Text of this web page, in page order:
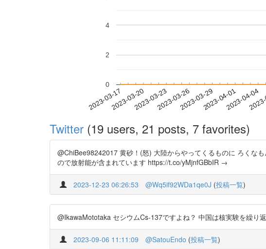
2023-03-172023-03-202023-03-232023-03-262023-03-292023-04-012023-04-04
0
2
4
Twitter (19 users, 21 posts, 7 favorites)
@ChiBee98242017 黄砂！(怒) 大陸からやってくるものに ろく
ので放射能が含まれています https://t.co/yMjnfGBbIR →
2023-12-23 06:26:53 @Wq5if92WDa1qe0J (投稿一覧)
@IkawaMototaka セシウムCs-137ですよね？ 中国は核実験を繰り
2023-09-06 11:11:09 @SatouEndo (投稿一覧)